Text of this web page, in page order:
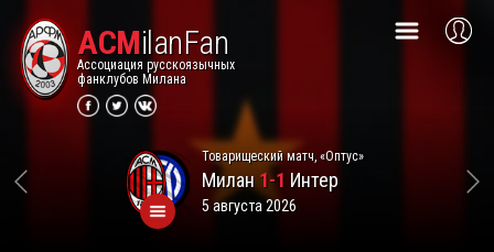
ACMilanFan
Ассоциация русскоязычных
фанклубов Милана
Товарищеский матч, «Оптус»
Милан1-1 Интер
5 августа 2026